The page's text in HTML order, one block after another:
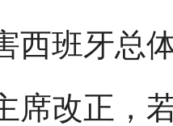
西班牙总
席改正，